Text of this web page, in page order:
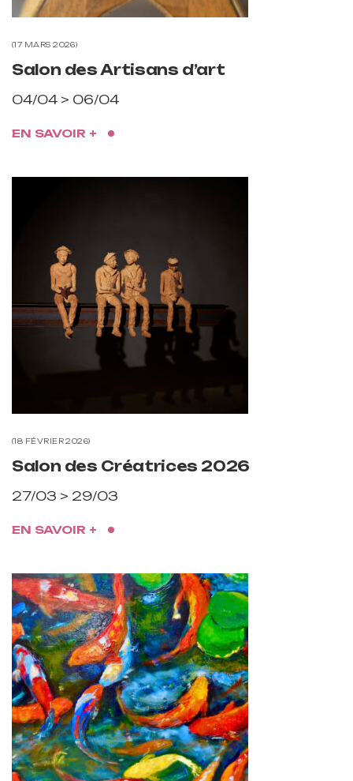
17 MARS 2026
Salon des Artisans d’art
04/04 > 06/04
EN SAVOIR +
18 FÉVRIER 2026
Salon des Créatrices 2026
27/03 > 29/03
EN SAVOIR +